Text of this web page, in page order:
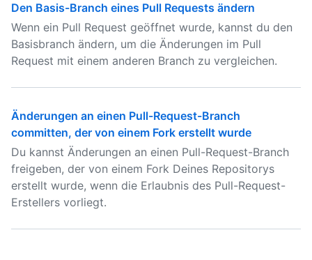
Den Basis-Branch eines Pull Requests ändern
Wenn ein Pull Request geöffnet wurde, kannst du den
Basisbranch ändern, um die Änderungen im Pull
Request mit einem anderen Branch zu vergleichen.
Änderungen an einen Pull-Request-Branch
committen, der von einem Fork erstellt wurde
Du kannst Änderungen an einen Pull-Request-Branch
freigeben, der von einem Fork Deines Repositorys
erstellt wurde, wenn die Erlaubnis des Pull-Request-
Erstellers vorliegt.